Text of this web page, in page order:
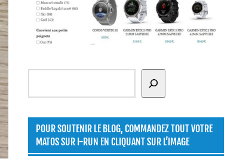
Rechercher
POUR SOUTENIR LE BLOG, COMMANDEZ TOUT VOTRE
MATOS SUR I-RUN EN CLIQUANT SUR L’IMAGE